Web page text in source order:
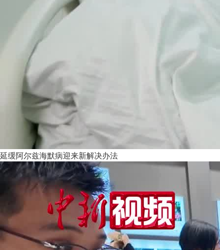
延缓阿尔兹海默病迎来新解决办法